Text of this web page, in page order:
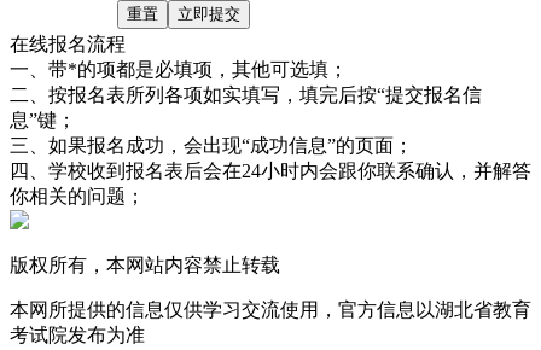
在线报名流程
一、带*的项都是必填项，其他可选填；
二、按报名表所列各项如实填写，填完后按“提交报名信
息”键；
三、如果报名成功，会出现“成功信息”的页面；
四、学校收到报名表后会在24小时内会跟你联系确认，并解答
你相关的问题；
版权所有，本网站内容禁止转载
本网所提供的信息仅供学习交流使用，官方信息以湖北省教育
考试院发布为准